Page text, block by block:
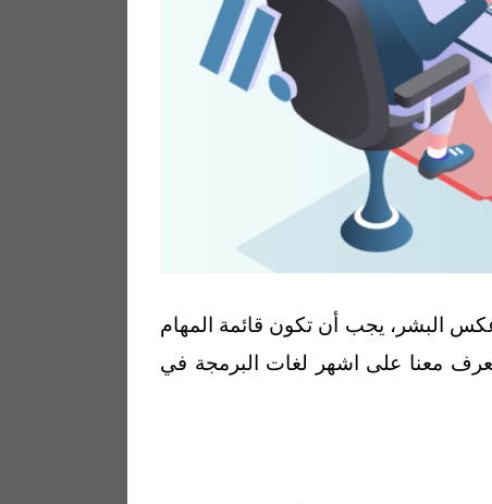
عكس البشر، يجب أن تكون قائمة المهام
تعرف معنا على اشهر لغات البرمجة في